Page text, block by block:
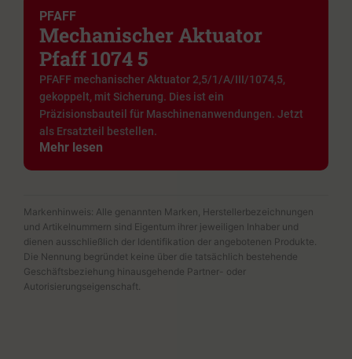
PFAFF
Mechanischer Aktuator
Pfaff 1074 5
PFAFF mechanischer Aktuator 2,5/1/A/III/1074,5,
gekoppelt, mit Sicherung. Dies ist ein
Präzisionsbauteil für Maschinenanwendungen. Jetzt
als Ersatzteil bestellen.
Mehr lesen
Markenhinweis: Alle genannten Marken, Herstellerbezeichnungen
und Artikelnummern sind Eigentum ihrer jeweiligen Inhaber und
dienen ausschließlich der Identifikation der angebotenen Produkte.
Die Nennung begründet keine über die tatsächlich bestehende
Geschäftsbeziehung hinausgehende Partner- oder
Autorisierungseigenschaft.